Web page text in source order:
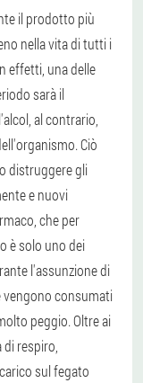
il prodotto più
nella vita di tutti i
effetti, una delle
sarà il
al contrario,
Ciò
distruggere gli
e nuovi
che per
è solo uno dei
l'assunzione di
vengono consumati
peggio. Oltre ai
respiro,
sul fegato